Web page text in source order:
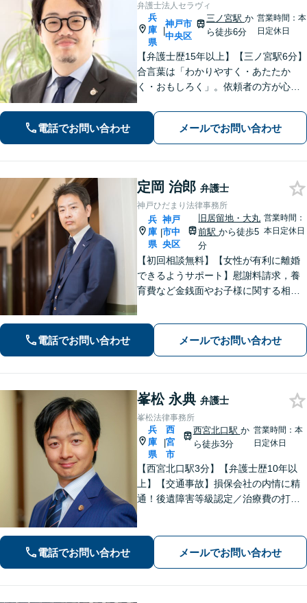
弁護士法人セラヴィ
兵
庫
県
|
神戸市
中央区
三ノ宮駅か
ら徒歩6分
営業時間：本
日定休日
【弁護士歴15年以上】【三ノ宮駅6分】
合言葉は「わかりやすく・あたたか
く・おもしろく」。依頼者の方が心か
広い領域をカバー。【夜間休日/電話相
談可能】【初回面談20分無料】
電話でお問い合わせ メールでお問い合わせ
定岡 治郎 弁護士
神戸ひだまり法律事務所
兵
庫
県
|
神戸
市中
央区
旧居留地・大丸
前駅から徒歩5
分
営業時間：
本日定休日
【初回相談無料】【女性が有利に離婚
できるようサポート】慰謝料請求，養
育費など金銭面やお子様に関する相談
持ちを大切にしながら交渉します。
【Web相談可】【平日夜間可】【神戸
電話でお問い合わせ メールでお問い合わせ
峯松 永典 弁護士
峯松法律事務所
兵
庫
県
|
西
宮
市
西宮北口駅 か
ら徒歩3分
営業時間：本
日定休日
【西宮北口駅3分】【弁護士歴10年以
上】【交通事故】損保会社の内情に精
通！後遺障害等級認定／治療費の打ち
調停、裁判などお任せください【初回
相談無料】
電話でお問い合わせ メールでお問い合わせ